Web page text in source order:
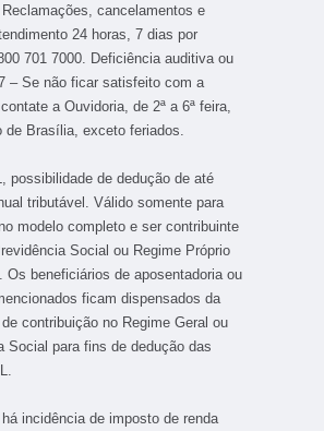
cancelamentos e
24 horas, 7 dias por
701 7000. Deficiência auditiva ou
– Se não ficar satisfeito com a
a Ouvidoria, de 2ª a 6ª feira,
Brasília, exceto feriados.
possibilidade de dedução de até
tributável. Válido somente para
modelo completo e ser contribuinte
Social ou Regime Próprio
Os beneficiários de aposentadoria ou
ficam dispensados da
contribuição no Regime Geral ou
Social para fins de dedução das
incidência de imposto de renda